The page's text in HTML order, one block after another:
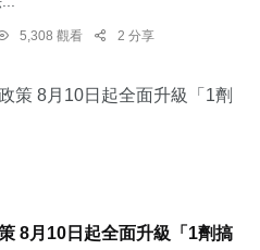
5,308 觀看 2 分享
8月10日起全面升級「1劑搞